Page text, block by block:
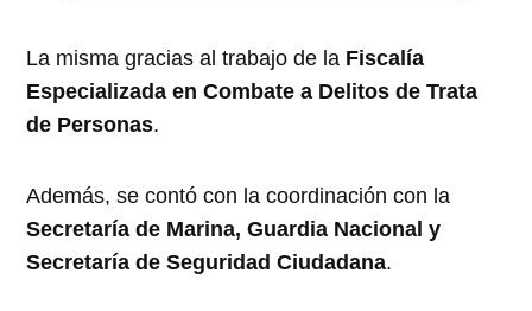
La misma gracias al trabajo de la Fiscalía
Especializada en Combate a Delitos de Trata
de Personas.
Además, se contó con la coordinación con la
Secretaría de Marina, Guardia Nacional y
Secretaría de Seguridad Ciudadana.